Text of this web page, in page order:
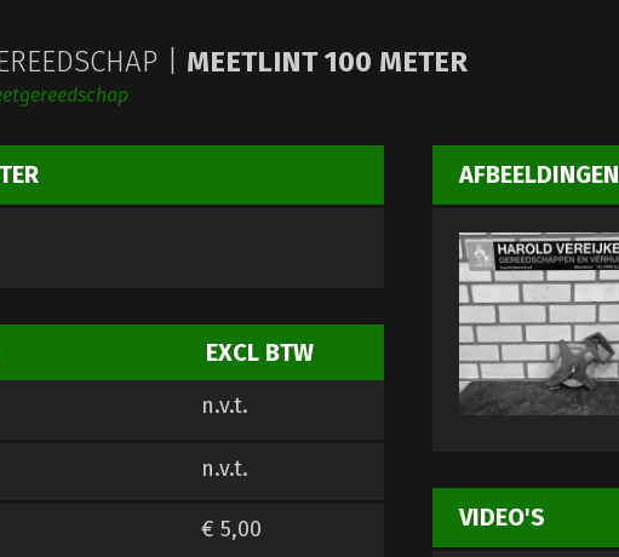
| MEETLINT 100 METER
EXCL BTW
n.v.t.
n.v.t.
€ 5,00
AFBEELDINGEN
VIDEO'S